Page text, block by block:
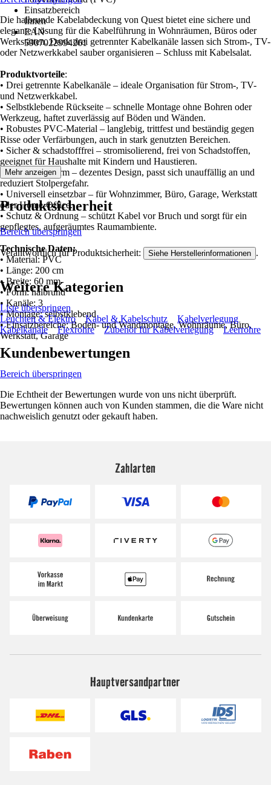
Einsatzbereich
Innen
EAN
5907022994261
Die halbrunde Kabelabdeckung von Quest bietet eine sichere und
elegante Lösung für die Kabelführung in Wohnräumen, Büros oder
Werkstätten. Dank drei getrennter Kabelkanäle lassen sich Strom-, TV-
oder Netzwerkkabel sauber organisieren – Schluss mit Kabelsalat.
Produktvorteile:
• Drei getrennte Kabelkanäle – ideale Organisation für Strom-, TV-
und Netzwerkkabel.
• Selbstklebende Rückseite – schnelle Montage ohne Bohren oder
Werkzeug, haftet zuverlässig auf Böden und Wänden.
• Robustes PVC-Material – langlebig, trittfest und beständig gegen
Risse oder Verfärbungen, auch in stark genutzten Bereichen.
• Sicher & schadstofffrei – stromisolierend, frei von Schadstoffen,
geeignet für Haushalte mit Kindern und Haustieren.
• Halbrunde Form – dezentes Design, passt sich unauffällig an und
reduziert Stolpergefahr.
• Universell einsetzbar – für Wohnzimmer, Büro, Garage, Werkstatt
oder Home-Office.
• Schutz & Ordnung – schützt Kabel vor Bruch und sorgt für ein
gepflegtes, aufgeräumtes Raumambiente.
Technische Daten:
• Material: PVC
• Länge: 200 cm
• Breite: 60 mm
• Form: halbrund
• Kanäle: 3
• Montage: selbstklebend
• Einsatzbereiche: Boden- und Wandmontage, Wohnräume, Büro,
Werkstatt, Garage
Mehr anzeigen
Produktsicherheit
Bereich überspringen
Verantwortlich für Produktsicherheit: Siehe Herstellerinformationen .
Weitere Kategorien
Liste überspringen
Leuchten & Elektro
Kabel & Kabelschutz
Kabelverlegung
Kabelkanäle
Flexrohre Zubehör für Kabelverlegung Leerrohre
Kundenbewertungen
Bereich überspringen
Die Echtheit der Bewertungen wurde von uns nicht überprüft.
Bewertungen können auch von Kunden stammen, die die Ware nicht
nachweislich genutzt oder gekauft haben.
Zahlarten
Hauptversandpartner